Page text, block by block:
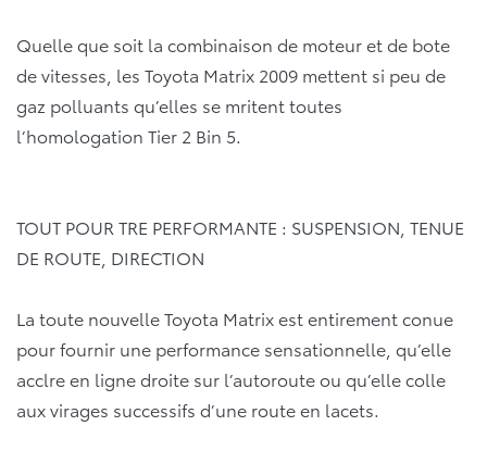
Quelle que soit la combinaison de moteur et de bote
de vitesses, les Toyota Matrix 2009 mettent si peu de
gaz polluants qu’elles se mritent toutes
l’homologation Tier 2 Bin 5.
TOUT POUR TRE PERFORMANTE : SUSPENSION, TENUE
DE ROUTE, DIRECTION
La toute nouvelle Toyota Matrix est entirement conue
pour fournir une performance sensationnelle, qu’elle
acclre en ligne droite sur l’autoroute ou qu’elle colle
aux virages successifs d’une route en lacets.